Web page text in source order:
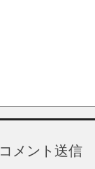
コメント送信